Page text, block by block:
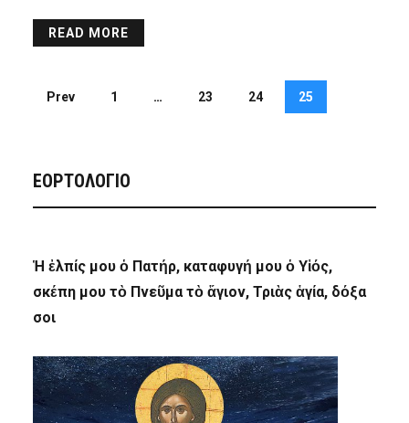
READ MORE
Prev 1 … 23 24 25
ΕΟΡΤΟΛΟΓΙΟ
Ἡ ἐλπίς μου ὁ Πατήρ, καταφυγή μου ὁ Υἱός,
σκέπη μου τὸ Πνεῦμα τὸ ἅγιον, Τριὰς ἁγία, δόξα
σοι